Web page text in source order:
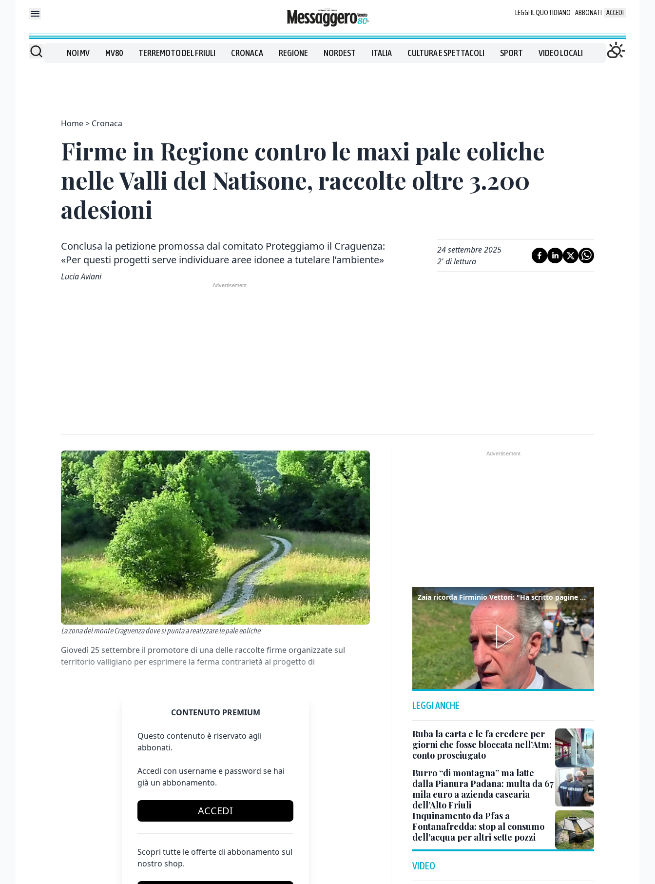
LEGGI IL QUOTIDIANO ABBONATI ACCEDI
NOI MV MV80 TERREMOTO DEL FRIULI CRONACA REGIONE NORDEST ITALIA CULTURA E SPETTACOLI SPORT VIDEO LOCALI
Home Cronaca
Firme in Regione contro le maxi pale eoliche
nelle Valli del Natisone, raccolte oltre 3.200
adesioni
Conclusa la petizione promossa dal comitato Proteggiamo il Craguenza:
«Per questi progetti serve individuare aree idonee a tutelare l’ambiente»
Lucia Aviani
24 settembre 2025
2' di lettura
La zona del monte Craguenza dove si punta a realizzare le pale eoliche
Giovedì 25 settembre il promotore di una delle raccolte firme organizzate sul
territorio valligiano per esprimere la ferma contrarietà al progetto di
CONTENUTO PREMIUM
Questo contenuto è riservato agli
abbonati.
Accedi con username e password se hai
già un abbonamento.
ACCEDI
Scopri tutte le offerte di abbonamento sul
nostro shop.
Zaia ricorda Firminio Vettori: "Ha scritto pagine di storia del nostro territorio"
LEGGI ANCHE
Ruba la carta e le fa credere per
giorni che fosse bloccata nell’Atm:
conto prosciugato
Burro “di montagna” ma latte
dalla Pianura Padana: multa da 67
mila euro a azienda casearia
dell’Alto Friuli
Inquinamento da Pfas a
Fontanafredda: stop al consumo
dell’acqua per altri sette pozzi
VIDEO